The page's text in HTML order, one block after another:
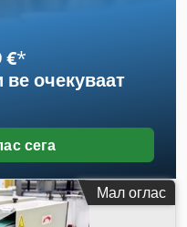
€*
ве очекуваат
сега
Мал оглас